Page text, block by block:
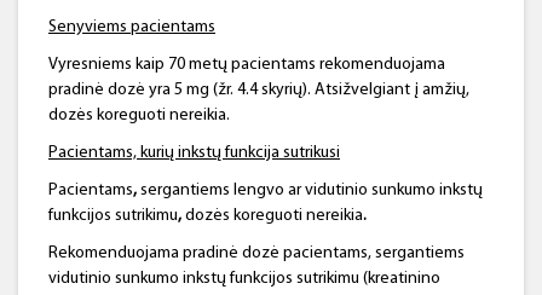
Senyviems pacientams
Vyresniems kaip 70 metų pacientams rekomenduojama
pradinė dozė yra 5 mg (žr. 4.4 skyrių). Atsižvelgiant į amžių,
dozės koreguoti nereikia.
Pacientams, kurių inkstų funkcija sutrikusi
Pacientams, sergantiems lengvo ar vidutinio sunkumo inkstų
funkcijos sutrikimu, dozės koreguoti nereikia.
Rekomenduojama pradinė dozė pacientams, sergantiems
vidutinio sunkumo inkstų funkcijos sutrikimu (kreatinino